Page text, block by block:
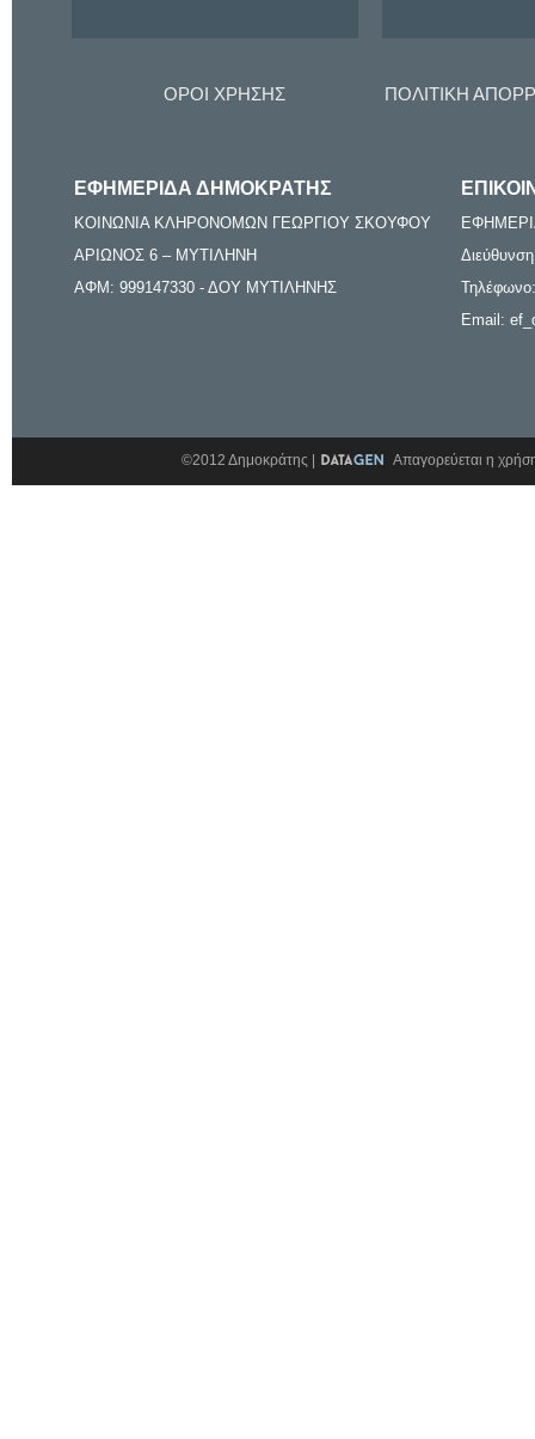
ΟΡΟΙ ΧΡΗΣΗΣ ΠΟΛΙΤΙΚΗ
ΕΦΗΜΕΡΙΔΑ ΔΗΜΟΚΡΑΤΗΣ
ΚΟΙΝΩΝΙΑ ΚΛΗΡΟΝΟΜΩΝ ΓΕΩΡΓΙΟΥ ΣΚΟΥΦΟΥ
ΑΡΙΩΝΟΣ 6 – ΜΥΤΙΛΗΝΗ
ΑΦΜ: 999147330 - ΔΟΥ ΜΥΤΙΛΗΝΗΣ
Email:
©2012 Δημοκράτης | Απαγορεύεται η